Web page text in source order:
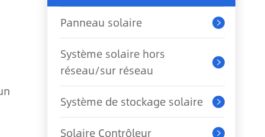
Panneau solaire 
Système solaire hors
réseau/sur réseau

Système de stockage solaire 
Solaire Contrôleur 